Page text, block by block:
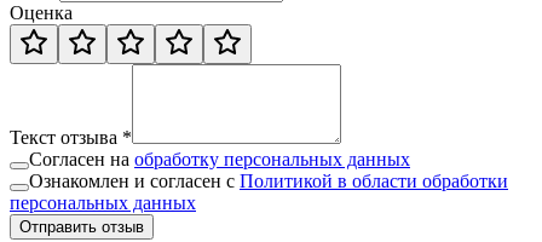
Оценка
Текст отзыва *
Согласен на обработку персональных данных
Ознакомлен и согласен с Политикой в области обработки
персональных данных
Отправить отзыв